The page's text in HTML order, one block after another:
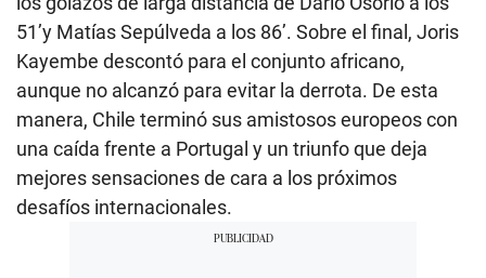
51’y Matías Sepúlveda a los 86’. Sobre el final, Joris
Kayembe descontó para el conjunto africano,
aunque no alcanzó para evitar la derrota. De esta
manera, Chile terminó sus amistosos europeos con
una caída frente a Portugal y un triunfo que deja
mejores sensaciones de cara a los próximos
desafíos internacionales.